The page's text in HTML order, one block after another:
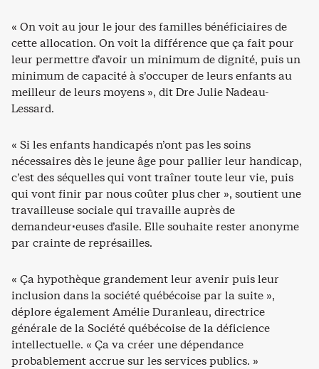
« On voit au jour le jour des familles bénéficiaires de
cette allocation. On voit la différence que ça fait pour
leur permettre d’avoir un minimum de dignité, puis un
minimum de capacité à s’occuper de leurs enfants au
meilleur de leurs moyens », dit Dre Julie Nadeau-
Lessard.
« Si les enfants handicapés n’ont pas les soins
nécessaires dès le jeune âge pour pallier leur handicap,
c’est des séquelles qui vont traîner toute leur vie, puis
qui vont finir par nous coûter plus cher », soutient une
travailleuse sociale qui travaille auprès de
demandeur·euses d’asile. Elle souhaite rester anonyme
par crainte de représailles.
« Ça hypothèque grandement leur avenir puis leur
inclusion dans la société québécoise par la suite »,
déplore également Amélie Duranleau, directrice
générale de la Société québécoise de la déficience
intellectuelle. « Ça va créer une dépendance
probablement accrue sur les services publics. »